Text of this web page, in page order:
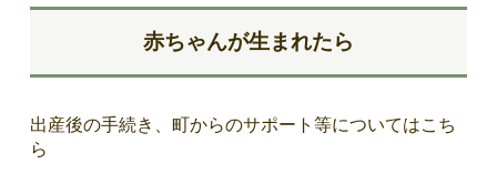
赤ちゃんが生まれたら
出産後の手続き、町からのサポート等についてはこち
ら